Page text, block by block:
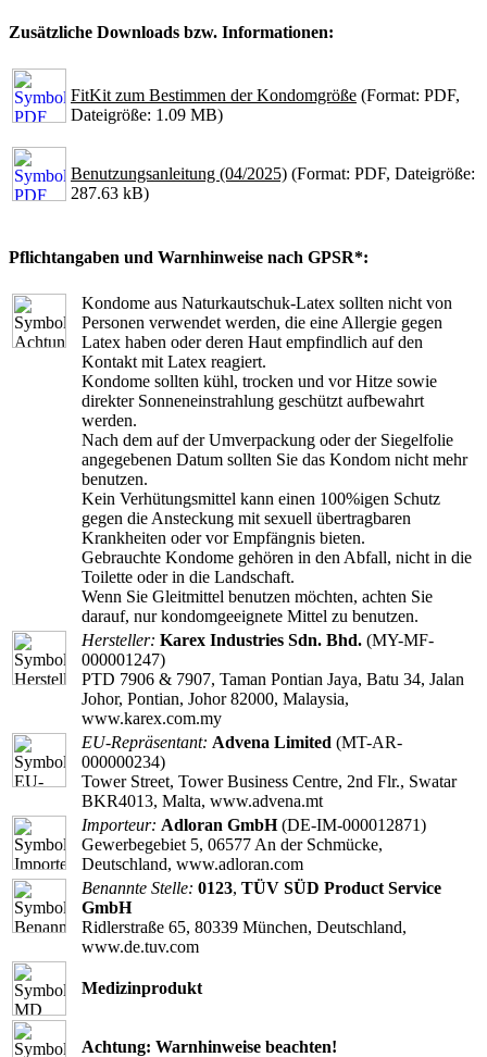
Zusätzliche Downloads bzw. Informationen:
FitKit zum Bestimmen der Kondomgröße (Format: PDF,
Dateigröße: 1.09 MB)
Benutzungsanleitung (04/2025) (Format: PDF, Dateigröße:
287.63 kB)
Pflichtangaben und Warnhinweise nach GPSR*:
Kondome aus Naturkautschuk-Latex sollten nicht von
Personen verwendet werden, die eine Allergie gegen
Latex haben oder deren Haut empfindlich auf den
Kontakt mit Latex reagiert.
Kondome sollten kühl, trocken und vor Hitze sowie
direkter Sonneneinstrahlung geschützt aufbewahrt
werden.
Nach dem auf der Umverpackung oder der Siegelfolie
angegebenen Datum sollten Sie das Kondom nicht mehr
benutzen.
Kein Verhütungsmittel kann einen 100%igen Schutz
gegen die Ansteckung mit sexuell übertragbaren
Krankheiten oder vor Empfängnis bieten.
Gebrauchte Kondome gehören in den Abfall, nicht in die
Toilette oder in die Landschaft.
Wenn Sie Gleitmittel benutzen möchten, achten Sie
darauf, nur kondomgeeignete Mittel zu benutzen.
Hersteller: Karex Industries Sdn. Bhd. (MY-MF-
000001247)
PTD 7906 & 7907, Taman Pontian Jaya, Batu 34, Jalan
Johor, Pontian, Johor 82000, Malaysia,
www.karex.com.my
EU-Repräsentant: Advena Limited (MT-AR-
000000234)
Tower Street, Tower Business Centre, 2nd Flr., Swatar
BKR4013, Malta, www.advena.mt
Importeur: Adloran GmbH(DE-IM-000012871)
Gewerbegebiet 5, 06577 An der Schmücke,
Deutschland, www.adloran.com
Benannte Stelle: 0123, TÜV SÜD Product Service
GmbH
Ridlerstraße 65, 80339 München, Deutschland,
www.de.tuv.com
Medizinprodukt
Achtung: Warnhinweise beachten!